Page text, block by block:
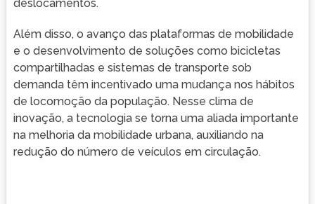
deslocamentos.
Além disso, o avanço das plataformas de mobilidade
e o desenvolvimento de soluções como bicicletas
compartilhadas e sistemas de transporte sob
demanda têm incentivado uma mudança nos hábitos
de locomoção da população. Nesse clima de
inovação, a tecnologia se torna uma aliada importante
na melhoria da mobilidade urbana, auxiliando na
redução do número de veículos em circulação.